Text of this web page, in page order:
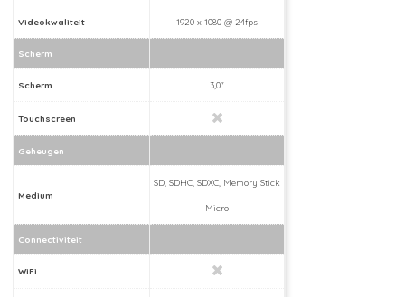
Videokwaliteit 1920 x 1080 @ 24fps
Scherm
Scherm 3,0"
Touchscreen
Geheugen
Medium
SD, SDHC, SDXC, Memory Stick
Micro
Connectiviteit
WiFi